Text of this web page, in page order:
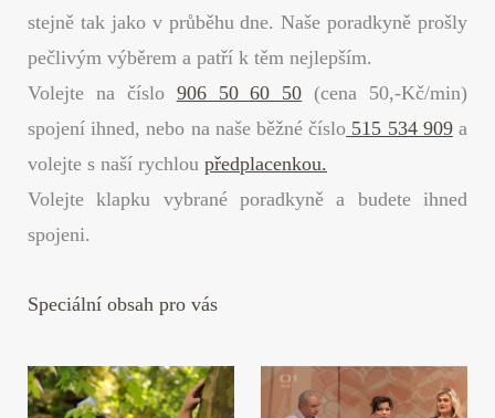
stejně tak jako v průběhu dne. Naše poradkyně prošly
pečlivým výběrem a patří k těm nejlepším.
Volejte na číslo 906 50 60 50 (cena 50,-Kč/min)
spojení ihned, nebo na naše běžné číslo 515 534 909a
volejte s naší rychlou předplacenkou.
Volejte klapku vybrané poradkyně a budete ihned
spojeni.
Speciální obsah pro vás